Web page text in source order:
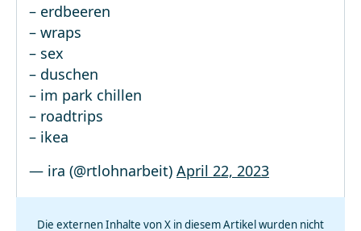
– erdbeeren
– wraps
– sex
– duschen
– im park chillen
– roadtrips
– ikea
— ira (@rtlohnarbeit) April 22, 2023
Die externen Inhalte von X in diesem Artikel wurden nicht